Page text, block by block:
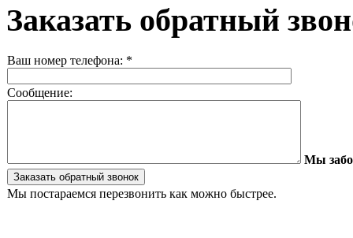
Заказать обратный
Ваш номер телефона: *
Сообщение:
Мы
Мы постараемся перезвонить как можно быстрее.